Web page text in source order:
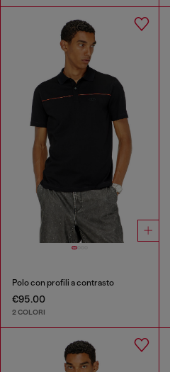
Polo con profili a contrasto
€95.00
2 COLORI